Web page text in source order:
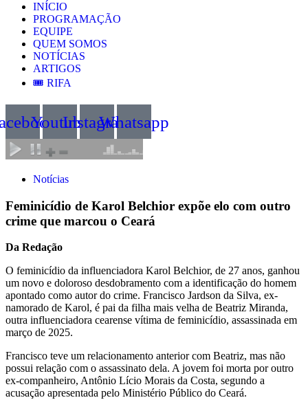
INÍCIO
PROGRAMAÇÃO
EQUIPE
QUEM SOMOS
NOTÍCIAS
ARTIGOS
🎟️ RIFA
YoutubeInstagramWhatsapp
Notícias
Feminicídio de Karol Belchior expõe elo com outro
crime que marcou o Ceará
Da Redação
O feminicídio da influenciadora Karol Belchior, de 27 anos, ganhou
um novo e doloroso desdobramento com a identificação do homem
apontado como autor do crime. Francisco Jardson da Silva, ex-
namorado de Karol, é pai da filha mais velha de Beatriz Miranda,
outra influenciadora cearense vítima de feminicídio, assassinada em
março de 2025.
Francisco teve um relacionamento anterior com Beatriz, mas não
possui relação com o assassinato dela. A jovem foi morta por outro
ex-companheiro, Antônio Lício Morais da Costa, segundo a
acusação apresentada pelo Ministério Público do Ceará.